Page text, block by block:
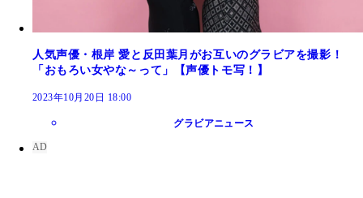
人気声優・根岸 愛と反田葉月がお互いのグラビアを撮影！
「おもろい女やな～って」【声優トモ写！】
2023年10月20日 18:00
グラビアニュース